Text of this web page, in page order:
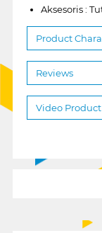
Aksesoris :
Product
Reviews
Video Product